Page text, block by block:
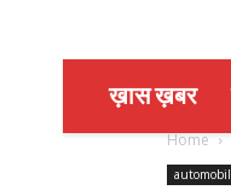
ख़ास ख़बर
Home